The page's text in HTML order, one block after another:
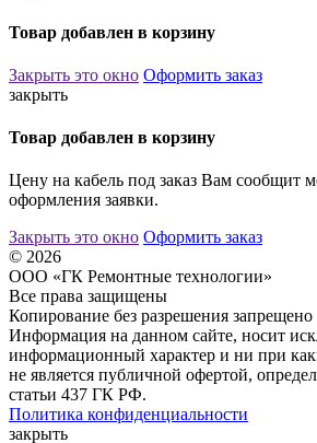
Товар добавлен в корзину
Закрыть это окно Оформить заказ
закрыть
Товар добавлен в корзину
Цену на кабель под заказ Вам сообщит
оформления заявки.
Закрыть это окно Оформить заказ
© 2026
ООО «ГК Ремонтные технологии»
Все права защищены
Копирование без разрешения запрещено
Информация на данном сайте, носит
информационный характер и ни при
не является публичной офертой,
статьи 437 ГК РФ.
Политика конфиденциальности
закрыть